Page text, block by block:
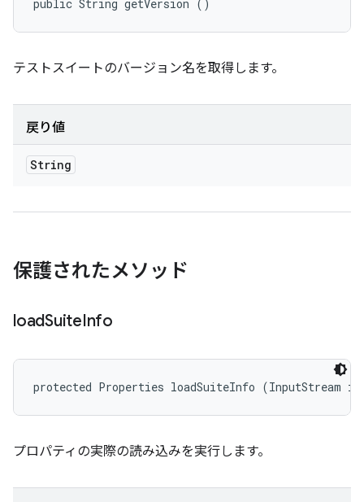
public String getVersion ()
テストスイートのバージョン名を取得します。
戻り値
String
保護されたメソッド
loadSuiteInfo
protected Properties loadSuiteInfo (InputStream
プロパティの実際の読み込みを実行します。